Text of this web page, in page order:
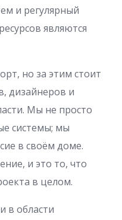
и регулярный
являются
но за этим стоит
дизайнеров и
Мы не просто
системы; мы
в своём доме.
и это то, что
в целом.
в области